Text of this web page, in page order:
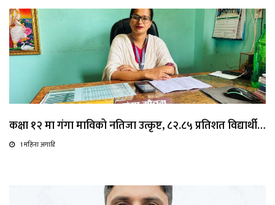
कक्षा १२ मा गंगा माविको नतिजा उत्कृष्ट, ८२.८५ प्रतिशत विद्यार्थी…
1 महिना अगाडि